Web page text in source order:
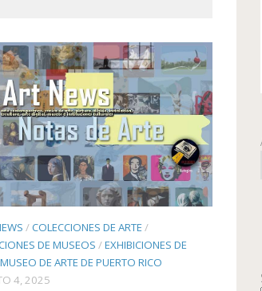
/COLECCIONES DE ARTE /
DE MUSEOS /EXHIBICIONES DE
MUSEO DE ARTE DE PUERTO RICO
4, 2025